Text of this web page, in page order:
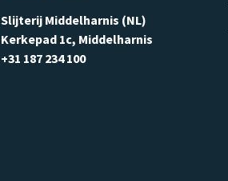
Slijterij Middelharnis (NL)
Kerkepad 1c, Middelharnis
+31 187 234 100